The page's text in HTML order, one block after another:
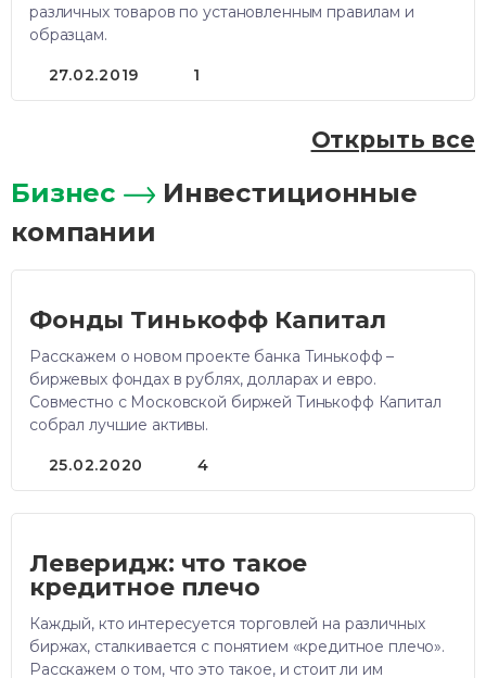
различных товаров по установленным правилам и
образцам.
27.02.2019 1
Открыть все
Бизнес
Инвестиционные
компании
Фонды Тинькофф Капитал
Расскажем о новом проекте банка Тинькофф –
биржевых фондах в рублях, долларах и евро.
Совместно с Московской биржей Тинькофф Капитал
собрал лучшие активы.
25.02.2020 4
Леверидж: что такое
кредитное плечо
Каждый, кто интересуется торговлей на различных
биржах, сталкивается с понятием «кредитное плечо».
Расскажем о том, что это такое, и стоит ли им